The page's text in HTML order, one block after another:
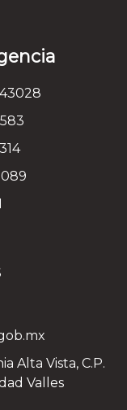
Alta Vista, C.P.
Valles